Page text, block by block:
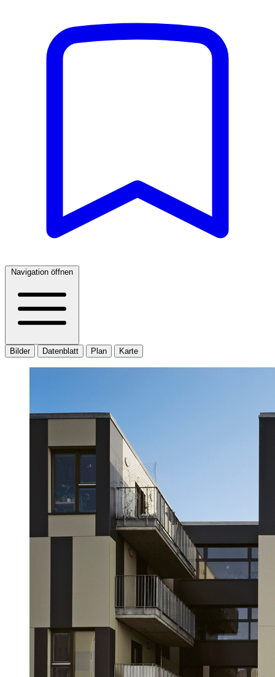
Navigation öffnen
Bilder Datenblatt Plan Karte